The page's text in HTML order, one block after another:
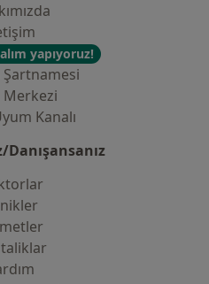
yapıyoruz!
Şartnamesi
Merkezi
Kanalı
Danışansanız